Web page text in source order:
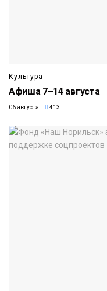
Культура
Афиша 7–14 августа
06 августа 413